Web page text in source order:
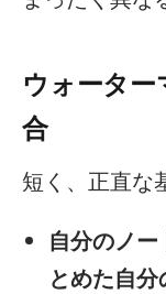
ウォータ
合
短く、正直な
自分のノ
とめた自分